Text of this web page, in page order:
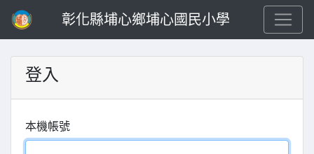
彰化縣埔心鄉埔心國民小學
登入
本機帳號